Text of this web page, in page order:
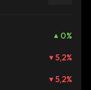
0%
5,2%
5,2%